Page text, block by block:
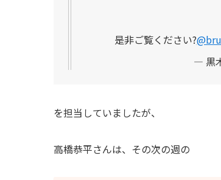
是非ご覧ください?
—
を担当していましたが、
高橋恭平さんは、その次の週の